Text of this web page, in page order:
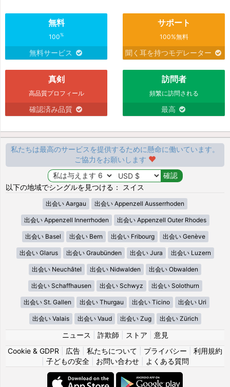
無料
100%
無料サービス
サポート
100%無料
聞く耳を持つモデレーター
真剣
高品質プロフィール
確認済み品質
訪問者
頻繁に訪問される
最高
私たちは最高のサービスを提供するために懸命に働いています。
ご協力をお願いします
以下の地域でシングルを見つける： スイス
出会い Aargau 出会い Appenzell Ausserrhoden
出会い Appenzell Innerrhoden 出会い Appenzell Outer Rhodes
出会い Basel 出会い Bern 出会い Fribourg 出会い Genève
出会い Glarus 出会い Graubünden 出会い Jura 出会い Luzern
出会い Neuchâtel 出会い Nidwalden 出会い Obwalden
出会い Schaffhausen 出会い Schwyz 出会い Solothurn
出会い St. Gallen 出会い Thurgau 出会い Ticino 出会い Uri
出会い Valais 出会い Vaud 出会い Zug 出会い Zürich
ニュース 詐欺師 ストア
意見
Cookie & GDPR
広告 私たちについて プライバシー
利用規約
子どもの安全| お問い合わせ| よくある質問